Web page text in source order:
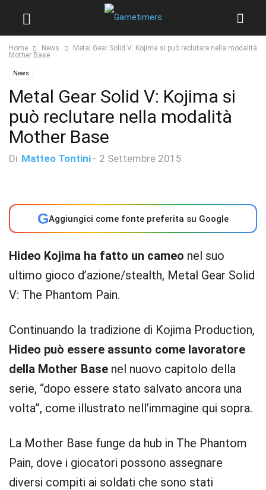
Home News
Metal Gear Solid V: Kojima si può reclutare nella modalità
Mother Base
News
Metal Gear Solid V: Kojima si
può reclutare nella modalità
Mother Base
Di Matteo Tontini - 2 Settembre 2015
GAggiungici come fonte preferita su Google
Hideo Kojima ha fatto un cameo nel suo
ultimo gioco d’azione/stealth, Metal Gear Solid
V: The Phantom Pain.
Continuando la tradizione di Kojima Production,
Hideo può essere assunto come lavoratore
della Mother Base nel nuovo capitolo della
serie, “dopo essere stato salvato ancora una
volta”, come illustrato nell’immagine qui sopra.
La Mother Base funge da hub in The Phantom
Pain, dove i giocatori possono assegnare
diversi compiti ai soldati che sono stati